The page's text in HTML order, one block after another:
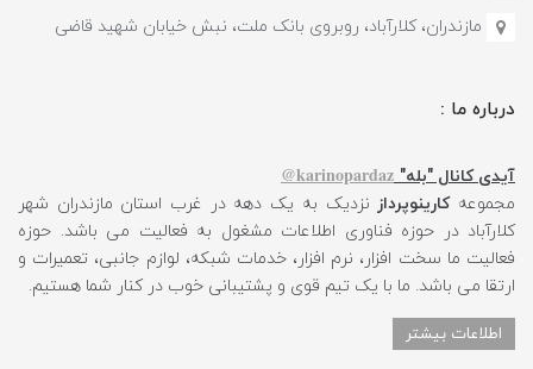
مازندران، کلارآباد، روبروی بانک ملت، نبش خیابان شهید قاضی
درباره ما :
آیدی کانال "بله" karinopardaz@
مجموعهکارینوپرداز نزدیک به یک دهه در غرب استان مازندران شهر
کلارآباد در حوزه فناوری اطلاعات مشغول به فعالیت می باشد. حوزه
فعالیت ما سخت افزار، نرم افزار، خدمات شبکه، لوازم جانبی، تعمیرات و
ارتقا می باشد. ما با یک تیم قوی و پشتیبانی خوب در کنار شما هستیم.
اطلاعات بیشتر